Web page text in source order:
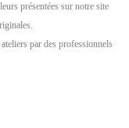
présentées sur notre site
par des professionnels